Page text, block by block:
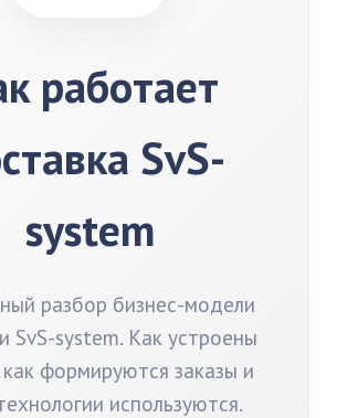
работает
SvS-
system
разбор бизнес-модели
SvS-system. Как устроены
формируются заказы и
используются.